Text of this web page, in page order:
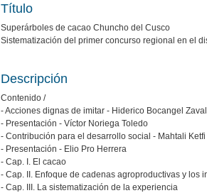
Título
Superárboles de cacao Chuncho del Cusco
Sistematización del primer concurso regional en el
Descripción
Contenido /
- Acciones dignas de imitar - Hiderico Bocangel
- Presentación - Víctor Noriega Toledo
- Contribución para el desarrollo social - Mahtali Ketfi
- Presentación - Elio Pro Herrera
- Cap. I. El cacao
- Cap. II. Enfoque de cadenas agroproductivas y los
- Cap. III. La sistematización de la experiencia